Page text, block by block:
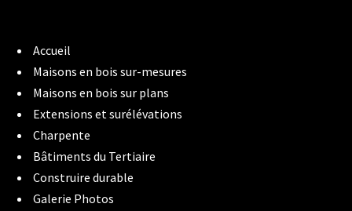
Accueil
Maisons en bois sur-mesures
Maisons en bois sur plans
Extensions et surélévations
Charpente
Bâtiments du Tertiaire
Construire durable
Galerie Photos